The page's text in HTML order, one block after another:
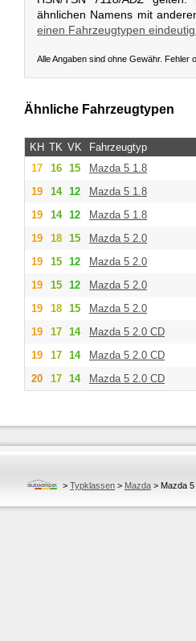
ähnlichen Namens mit
einen Fahrzeugtypen eindeutig.
Alle Angaben sind ohne Gewähr.
Ähnliche Fahrzeugtypen
KH TK VK Fahrzeugtyp
17
16 15 Mazda 5 1.8
19
14 12 Mazda 5 1.8
19
14 12 Mazda 5 1.8
19
18 15 Mazda 5 2.0
19
15 12 Mazda 5 2.0
19
15 12 Mazda 5 2.0
19
18 15 Mazda 5 2.0
19
17 14 Mazda 5 2.0 CD
19
17 14 Mazda 5 2.0 CD
20
17 14 Mazda 5 2.0 CD
> Typklassen > Mazda > Mazda